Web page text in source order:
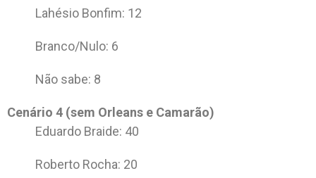
Lahésio Bonfim: 12
Branco/Nulo: 6
Não sabe: 8
Cenário 4 (sem Orleans e Camarão)
Eduardo Braide: 40
Roberto Rocha: 20